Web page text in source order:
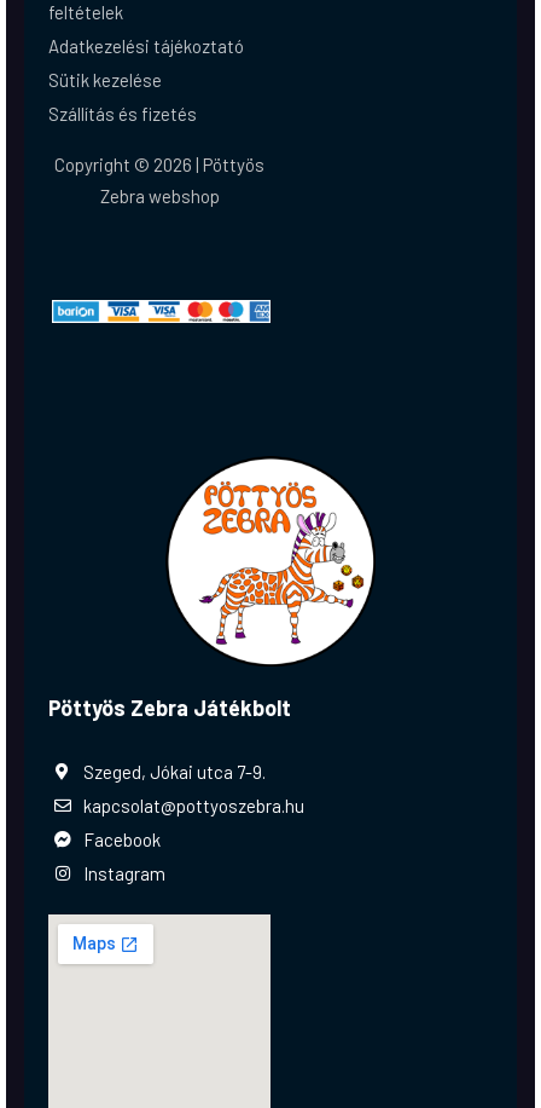
feltételek
Adatkezelési tájékoztató
Sütik kezelése
Szállítás és fizetés
Copyright © 2026 | Pöttyös
Zebra webshop
Pöttyös Zebra Játékbolt
Szeged, Jókai utca 7-9.
kapcsolat@pottyoszebra.hu
Facebook
Instagram